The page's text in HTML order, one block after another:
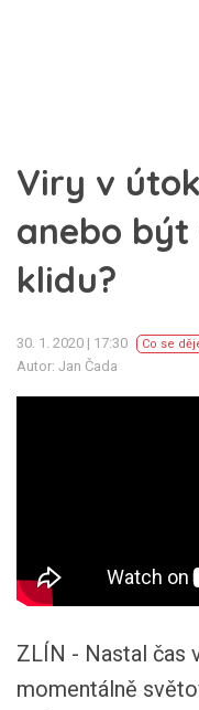
Viry v
anebo být
klidu?
30. 1. 2020 | 17:30 Co se
Autor: Jan Čada
ZLÍN - Nastal čas
momentálně